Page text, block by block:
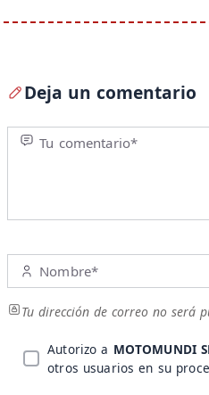
Deja un comentario
Tu comentario*
Nombre*
Tu dirección de correo no será
Autorizo a MOTOMUNDI
otros usuarios en su